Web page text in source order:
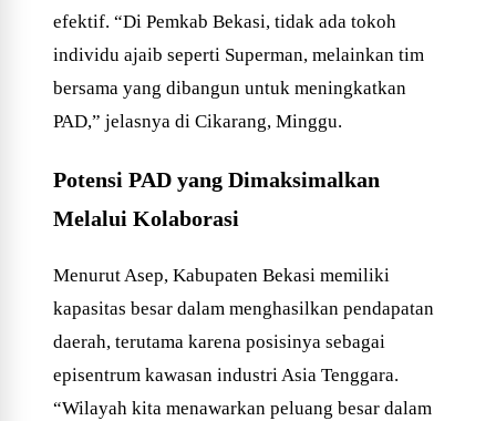
efektif. “Di Pemkab Bekasi, tidak ada tokoh
individu ajaib seperti Superman, melainkan tim
bersama yang dibangun untuk meningkatkan
PAD,” jelasnya di Cikarang, Minggu.
Potensi PAD yang Dimaksimalkan
Melalui Kolaborasi
Menurut Asep, Kabupaten Bekasi memiliki
kapasitas besar dalam menghasilkan pendapatan
daerah, terutama karena posisinya sebagai
episentrum kawasan industri Asia Tenggara.
“Wilayah kita menawarkan peluang besar dalam